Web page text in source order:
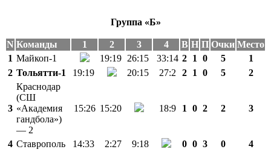
Группа «Б»
N Команды 1 2 3 4 В Н П Очки Место
1 Майкоп-1 19:19 26:15 33:14 2 1 0 5
1
2 Тольятти-1 19:19 20:15 27:2 2 1 0 5 2
3
Краснодар
(СШ
«Академия
гандбола»)
— 2
15:26 15:20 18:9 1 0 2 2 3
4 Ставрополь 14:33 2:27 9:18 0 0 3 0 4